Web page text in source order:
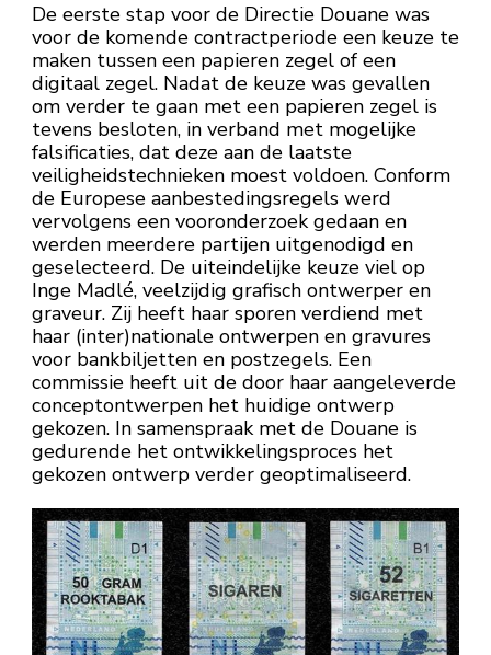
De eerste stap voor de Directie Douane was
voor de komende contractperiode een keuze te
maken tussen een papieren zegel of een
digitaal zegel. Nadat de keuze was gevallen
om verder te gaan met een papieren zegel is
tevens besloten, in verband met mogelijke
falsificaties, dat deze aan de laatste
veiligheidstechnieken moest voldoen. Conform
de Europese aanbestedingsregels werd
vervolgens een vooronderzoek gedaan en
werden meerdere partijen uitgenodigd en
geselecteerd. De uiteindelijke keuze viel op
Inge Madlé, veelzijdig grafisch ontwerper en
graveur. Zij heeft haar sporen verdiend met
haar (inter)nationale ontwerpen en gravures
voor bankbiljetten en postzegels. Een
commissie heeft uit de door haar aangeleverde
conceptontwerpen het huidige ontwerp
gekozen. In samenspraak met de Douane is
gedurende het ontwikkelingsproces het
gekozen ontwerp verder geoptimaliseerd.